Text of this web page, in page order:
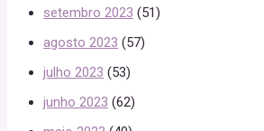
setembro 2023 (51)
agosto 2023 (57)
julho 2023 (53)
junho 2023 (62)